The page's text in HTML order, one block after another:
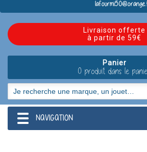
Livraison offerte
à partir de 59€
Panier
0 produit dans le
navigation
NAVIGATION